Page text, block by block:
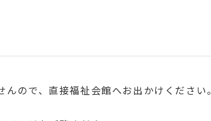
ので、直接福祉会館へお出かけください。